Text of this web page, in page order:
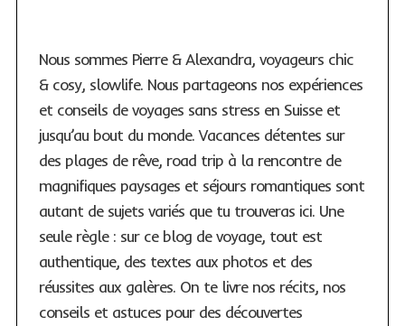
Nous sommes Pierre & Alexandra, voyageurs chic
& cosy, slowlife. Nous partageons nos expériences
et conseils de voyages sans stress en Suisse et
jusqu’au bout du monde. Vacances détentes sur
des plages de rêve, road trip à la rencontre de
magnifiques paysages et séjours romantiques sont
autant de sujets variés que tu trouveras ici. Une
seule règle : sur ce blog de voyage, tout est
authentique, des textes aux photos et des
réussites aux galères. On te livre nos récits, nos
conseils et astuces pour des découvertes